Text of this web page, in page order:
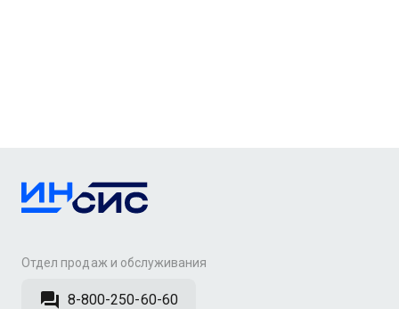
Отдел продаж и обслуживания
8-800-250-60-60